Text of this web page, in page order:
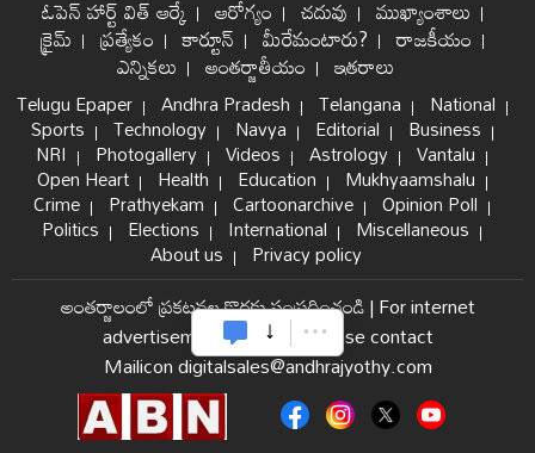
ఓపెన్ హార్ట్ విత్ ఆర్కే ఆరోగ్యం చదువు ముఖ్యాంశాలు
క్రైమ్ ప్రత్యేకం కార్టూన్ మీరేమంటారు? రాజకీయం
ఎన్నికలు అంతర్జాతీయం ఇతరాలు
Telugu Epaper Andhra Pradesh Telangana National
Sports Technology Navya Editorial Business
NRI Photogallery Videos Astrology Vantalu
Open Heart Health Education Mukhyaamshalu
Crime Prathyekam Cartoonarchive Opinion Poll
Politics Elections International Miscellaneous
About us Privacy policy
అంతర్జాలంలో ప్రకటనల కొరకు సంప్రదించండి|For internet
advertisement and sales please contact
Mailicon digitalsales@andhrajyothy.com